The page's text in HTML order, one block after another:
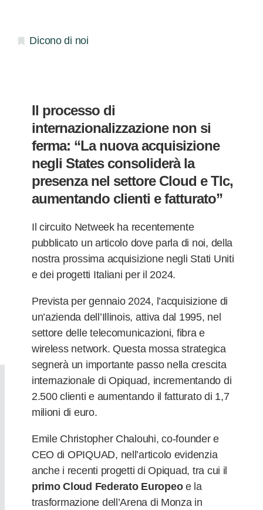
Dicono di noi
Il processo di
internazionalizzazione non si
ferma: “La nuova acquisizione
negli States consoliderà la
presenza nel settore Cloud e Tlc,
aumentando clienti e fatturato”
Il circuito Netweek ha recentemente
pubblicato un articolo dove parla di noi, della
nostra prossima acquisizione negli Stati Uniti
e dei progetti Italiani per il 2024.
Prevista per gennaio 2024, l’acquisizione di
un’azienda dell’Illinois, attiva dal 1995, nel
settore delle telecomunicazioni, fibra e
wireless network. Questa mossa strategica
segnerà un importante passo nella crescita
internazionale di Opiquad, incrementando di
2.500 clienti e aumentando il fatturato di 1,7
milioni di euro.
Emile Christopher Chalouhi, co-founder e
CEO di OPIQUAD, nell’articolo evidenzia
anche i recenti progetti di Opiquad, tra cui il
primo Cloud Federato Europeoe la
trasformazione dell’Arena di Monza in